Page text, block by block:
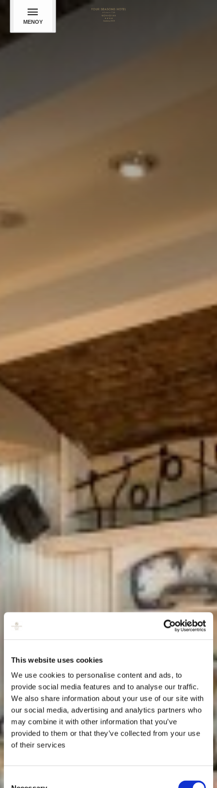
This website uses cookies
We use cookies to personalise content and ads, to
provide social media features and to analyse our traffic.
We also share information about your use of our site with
our social media, advertising and analytics partners who
may combine it with other information that you’ve
provided to them or that they’ve collected from your use
of their services
ΜΕΝΟΎ